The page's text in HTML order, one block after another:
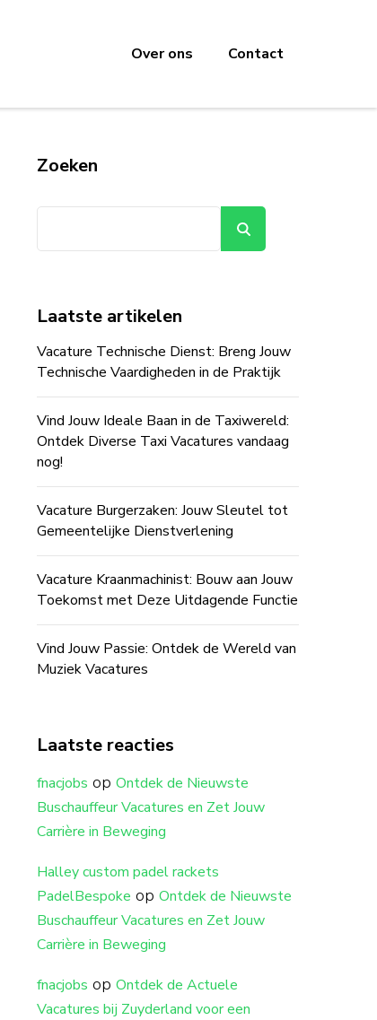
Over ons Contact
Zoeken
Laatste artikelen
Vacature Technische Dienst: Breng Jouw
Technische Vaardigheden in de Praktijk
Vind Jouw Ideale Baan in de Taxiwereld:
Ontdek Diverse Taxi Vacatures vandaag
nog!
Vacature Burgerzaken: Jouw Sleutel tot
Gemeentelijke Dienstverlening
Vacature Kraanmachinist: Bouw aan Jouw
Toekomst met Deze Uitdagende Functie
Vind Jouw Passie: Ontdek de Wereld van
Muziek Vacatures
Laatste reacties
fnacjobs op Ontdek de Nieuwste
Buschauffeur Vacatures en Zet Jouw
Carrière in Beweging
Halley custom padel rackets
PadelBespoke op Ontdek de Nieuwste
Buschauffeur Vacatures en Zet Jouw
Carrière in Beweging
fnacjobs op Ontdek de Actuele
Vacatures bij Zuyderland voor een